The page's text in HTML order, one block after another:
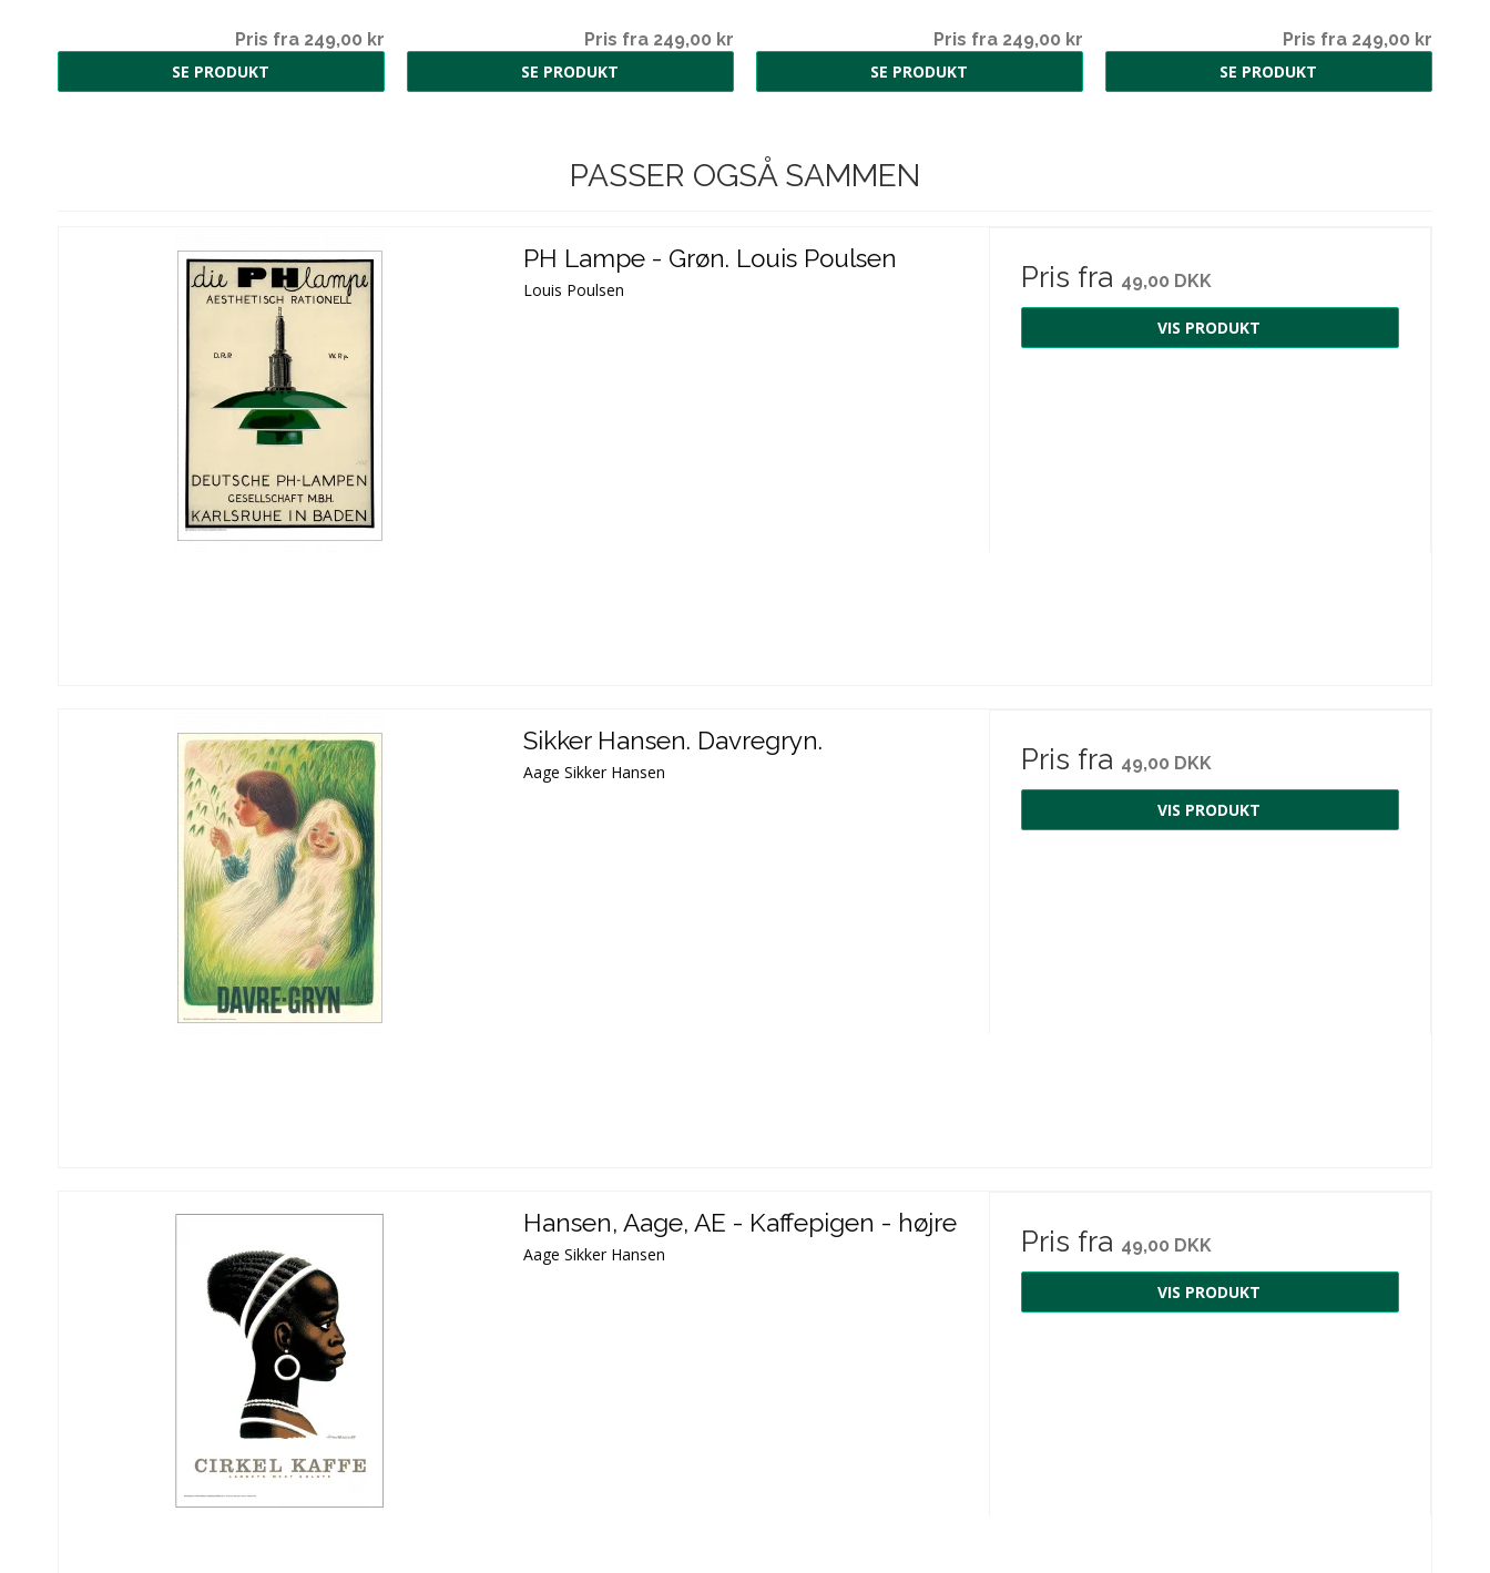
Pris fra 249,00 kr
SE PRODUKT
Pris fra 249,00 kr
SE PRODUKT
Pris fra 249,00 kr
SE PRODUKT
Pris fra 249,00 kr
SE PRODUKT
PASSER OGSÅ SAMMEN
PH Lampe - Grøn. Louis Poulsen
Louis Poulsen Pris fra 49,00 DKK
VIS PRODUKT
Sikker Hansen. Davregryn.
Aage Sikker Hansen Pris fra 49,00 DKK
VIS PRODUKT
Hansen, Aage, AE - Kaffepigen - højre
Aage Sikker Hansen Pris fra 49,00 DKK
VIS PRODUKT